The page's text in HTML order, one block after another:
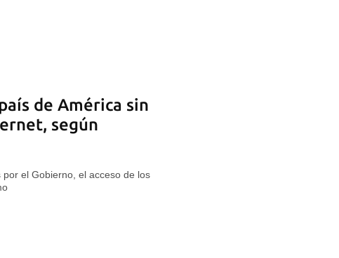
de América sin
según
el Gobierno, el acceso de los